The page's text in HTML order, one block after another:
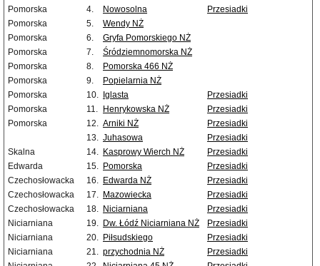
Pomorska
4. Nowosolna
Przesiadki
Pomorska
5.
Wendy NŻ
Pomorska
6.
Gryfa Pomorskiego NŻ
Pomorska
7.
Śródziemnomorska NŻ
Pomorska
8.
Pomorska 466 NŻ
Pomorska
9.
Popielarnia NŻ
Pomorska
10. Iglasta
Przesiadki
Pomorska
11. Henrykowska NŻ
Przesiadki
Pomorska
12. Arniki NŻ
Przesiadki
13. Juhasowa
Przesiadki
Skalna
14. Kasprowy Wierch NŻ
Przesiadki
Edwarda
15. Pomorska
Przesiadki
Czechosłowacka
16. Edwarda NŻ
Przesiadki
Czechosłowacka
17. Mazowiecka
Przesiadki
Czechosłowacka
18. Niciarniana
Przesiadki
Niciarniana
19. Dw. Łódź Niciarniana NŻ
Przesiadki
Niciarniana
20. Piłsudskiego
Przesiadki
Niciarniana
21. przychodnia NŻ
Przesiadki